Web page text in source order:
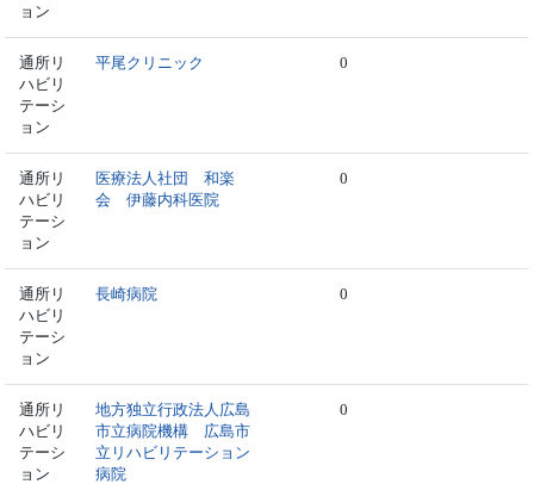
ョン
通所リ
ハビリ
テーシ
ョン
平尾クリニック 0
通所リ
ハビリ
テーシ
ョン
医療法人社団 和楽
会 伊藤内科医院
0
通所リ
ハビリ
テーシ
ョン
長崎病院 0
通所リ
ハビリ
テーシ
ョン
地方独立行政法人広島
市立病院機構 広島市
立リハビリテーション
病院
0